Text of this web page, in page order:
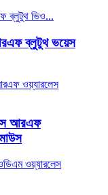
আরএফ ব্লুটুথ ভয়েস
আরএফ